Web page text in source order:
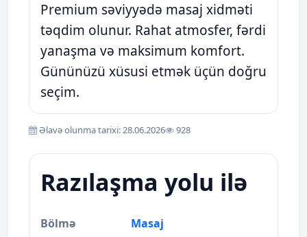
Premium səviyyədə masaj xidməti
təqdim olunur. Rahat atmosfer, fərdi
yanaşma və maksimum komfort.
Gününüzü xüsusi etmək üçün doğru
seçim.
Əlavə olunma tarixi: 28.06.2026 928
Razılaşma yolu ilə
Bölmə Masaj